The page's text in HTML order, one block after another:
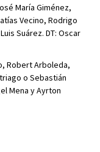
María Giménez,
Vecino, Rodrigo
Suárez. DT: Oscar
Robert Arboleda,
o Sebastián
Mena y Ayrton